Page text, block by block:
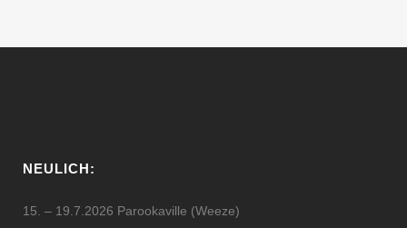
NEULICH:
15. – 19.7.2026 Parookaville (Weeze)